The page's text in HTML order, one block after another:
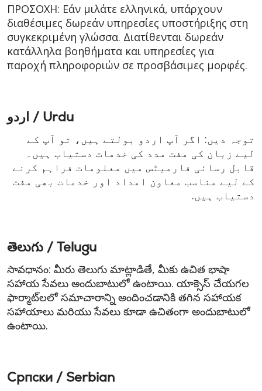
ΠΡΟΣΟΧΗ: Εάν μιλάτε ελληνικά, υπάρχουν
διαθέσιμες δωρεάν υπηρεσίες υποστήριξης στη
συγκεκριμένη γλώσσα. Διατίθενται δωρεάν
κατάλληλα βοηθήματα και υπηρεσίες για
παροχή πληροφοριών σε προσβάσιμες μορφές.
اردو / Urdu
توجہ دیں: اگر آپ اردو بولتے ہیں، تو آپ کے
لیے زبان کی مفت مدد کی خدمات دستیاب ہیں۔
قابل رسائی فارمیٹس میں معلومات فراہم کرنے
کے لیے مناسب معاون امداد اور خدمات بھی مفت
دستیاب ہیں.
తెలుగు / Telugu
సావధానం: మీరు తెలుగు మాట్లాడితే, మీకు ఉచిత భాషా
సహాయ సేవలు అందుబాటులో ఉంటాయి. యాక్సెస్ చేయగల
ఫార్మాట్‌లలో సమాచారాన్ని అందించడానికి తగిన సహాయక
సహాయాలు మరియు సేవలు కూడా ఉచితంగా అందుబాటులో
ఉంటాయి.
Cрпски / Serbian